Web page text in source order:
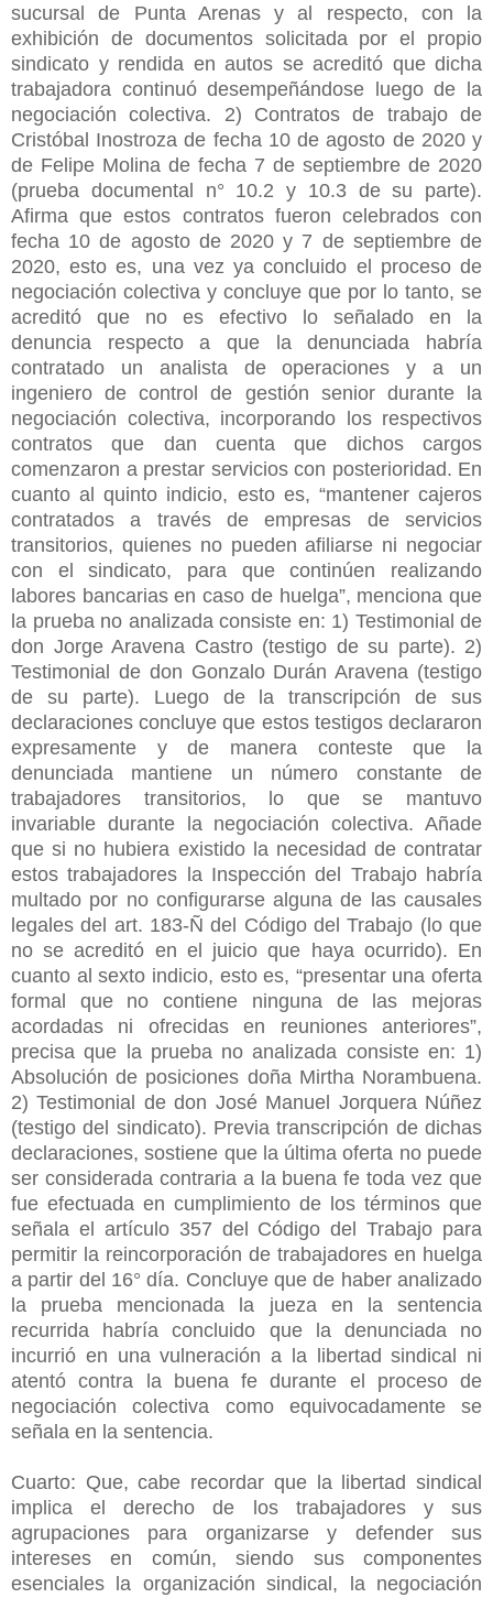
sucursal de Punta Arenas y al respecto, con la
exhibición de documentos solicitada por el propio
sindicato y rendida en autos se acreditó que dicha
trabajadora continuó desempeñándose luego de la
negociación colectiva. 2) Contratos de trabajo de
Cristóbal Inostroza de fecha 10 de agosto de 2020 y
de Felipe Molina de fecha 7 de septiembre de 2020
(prueba documental n° 10.2 y 10.3 de su parte).
Afirma que estos contratos fueron celebrados con
fecha 10 de agosto de 2020 y 7 de septiembre de
2020, esto es, una vez ya concluido el proceso de
negociación colectiva y concluye que por lo tanto, se
acreditó que no es efectivo lo señalado en la
denuncia respecto a que la denunciada habría
contratado un analista de operaciones y a un
ingeniero de control de gestión senior durante la
negociación colectiva, incorporando los respectivos
contratos que dan cuenta que dichos cargos
comenzaron a prestar servicios con posterioridad. En
cuanto al quinto indicio, esto es, “mantener cajeros
contratados a través de empresas de servicios
transitorios, quienes no pueden afiliarse ni negociar
con el sindicato, para que continúen realizando
labores bancarias en caso de huelga”, menciona que
la prueba no analizada consiste en: 1) Testimonial de
don Jorge Aravena Castro (testigo de su parte). 2)
Testimonial de don Gonzalo Durán Aravena (testigo
de su parte). Luego de la transcripción de sus
declaraciones concluye que estos testigos declararon
expresamente y de manera conteste que la
denunciada mantiene un número constante de
trabajadores transitorios, lo que se mantuvo
invariable durante la negociación colectiva. Añade
que si no hubiera existido la necesidad de contratar
estos trabajadores la Inspección del Trabajo habría
multado por no configurarse alguna de las causales
legales del art. 183-Ñ del Código del Trabajo (lo que
no se acreditó en el juicio que haya ocurrido). En
cuanto al sexto indicio, esto es, “presentar una oferta
formal que no contiene ninguna de las mejoras
acordadas ni ofrecidas en reuniones anteriores”,
precisa que la prueba no analizada consiste en: 1)
Absolución de posiciones doña Mirtha Norambuena.
2) Testimonial de don José Manuel Jorquera Núñez
(testigo del sindicato). Previa transcripción de dichas
declaraciones, sostiene que la última oferta no puede
ser considerada contraria a la buena fe toda vez que
fue efectuada en cumplimiento de los términos que
señala el artículo 357 del Código del Trabajo para
permitir la reincorporación de trabajadores en huelga
a partir del 16° día. Concluye que de haber analizado
la prueba mencionada la jueza en la sentencia
recurrida habría concluido que la denunciada no
incurrió en una vulneración a la libertad sindical ni
atentó contra la buena fe durante el proceso de
negociación colectiva como equivocadamente se
señala en la sentencia.
Cuarto: Que, cabe recordar que la libertad sindical
implica el derecho de los trabajadores y sus
agrupaciones para organizarse y defender sus
intereses en común, siendo sus componentes
esenciales la organización sindical, la negociación